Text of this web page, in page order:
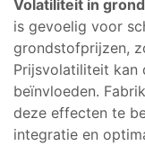
Volatiliteit in
is gevoelig voor
grondstofprijzen,
Prijsvolatiliteit kan
beïnvloeden.
deze effecten te
integratie en